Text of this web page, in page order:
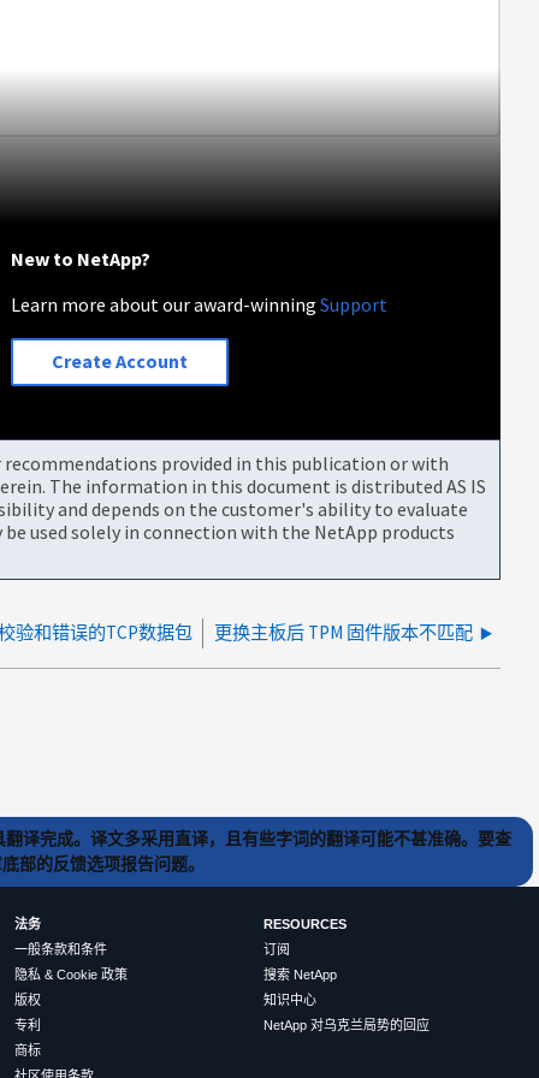
New to NetApp?
Learn more about our award-winningSupport
Create Account
provided in this publication or with
The information in this document is distributed AS IS
and depends on the customer's ability to evaluate
used solely in connection with the NetApp products
验和错误的TCP数据包 更换主板后 TPM 固件版本不匹配
译完成。译文多采用直译，且有些字词的翻译可能不甚准确。要查
部的反馈选项报告问题。
法务
一般条款和条件
隐私 & Cookie 政策
版权
专利
商标
RESOURCES
订阅
搜索 NetApp
知识中心
NetApp 对乌克兰局势的回应